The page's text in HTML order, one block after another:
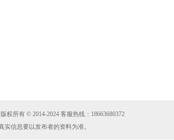
权所有 © 2014-2024 客服热线：18663680372
信息要以发布者的资料为准。